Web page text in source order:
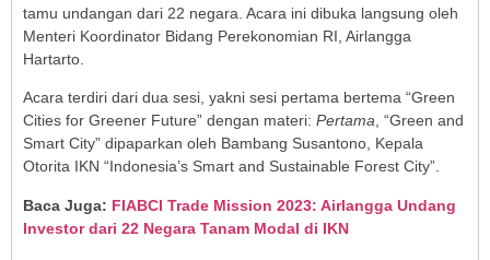
tamu undangan dari 22 negara. Acara ini dibuka langsung oleh
Menteri Koordinator Bidang Perekonomian RI, Airlangga
Hartarto.
Acara terdiri dari dua sesi, yakni sesi pertama bertema “Green
Cities for Greener Future” dengan materi: Pertama, “Green and
Smart City” dipaparkan oleh Bambang Susantono, Kepala
Otorita IKN “Indonesia’s Smart and Sustainable Forest City”.
Baca Juga: FIABCI Trade Mission 2023: Airlangga Undang
Investor dari 22 Negara Tanam Modal di IKN